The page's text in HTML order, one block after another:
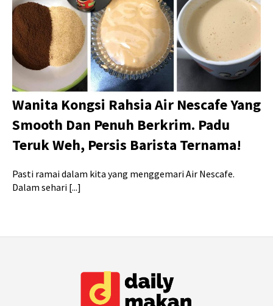
Wanita Kongsi Rahsia Air Nescafe Yang
Smooth Dan Penuh Berkrim. Padu
Teruk Weh, Persis Barista Ternama!
Pasti ramai dalam kita yang menggemari Air Nescafe.
Dalam sehari [...]